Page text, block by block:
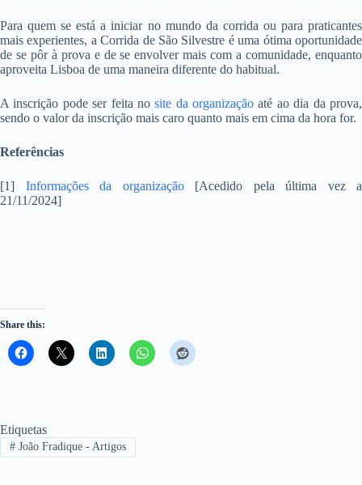
Para quem se está a iniciar no mundo da corrida ou para praticantes
mais experientes, a Corrida de São Silvestre é uma ótima oportunidade
de se pôr à prova e de se envolver mais com a comunidade, enquanto
aproveita Lisboa de uma maneira diferente do habitual.
A inscrição pode ser feita nosite da organização até ao dia da prova,
sendo o valor da inscrição mais caro quanto mais em cima da hora for.
Referências
[1] Informações da organização[Acedido pela última vez a
21/11/2024]
Share this:
Etiquetas
#João Fradique - Artigos